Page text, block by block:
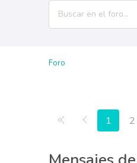
Foro
Primera página
Anterior
1 2